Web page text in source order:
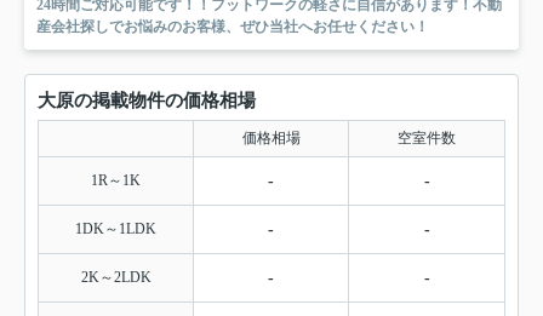
24時間ご対応可能です！！フットワークの軽さに自信があります！不動
産会社探しでお悩みのお客様、ぜひ当社へお任せください！
大原の掲載物件の価格相場
価格相場 空室件数
1R～1K - -
1DK～1LDK - -
2K～2LDK - -